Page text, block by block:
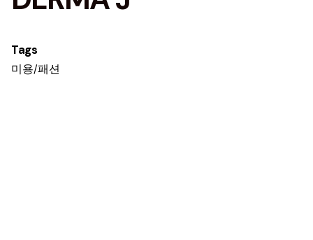
Tags
미용/패션